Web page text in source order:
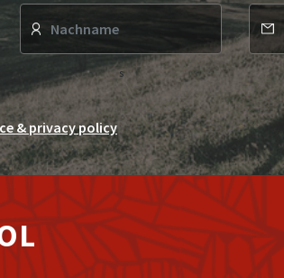
s
& privacy policy